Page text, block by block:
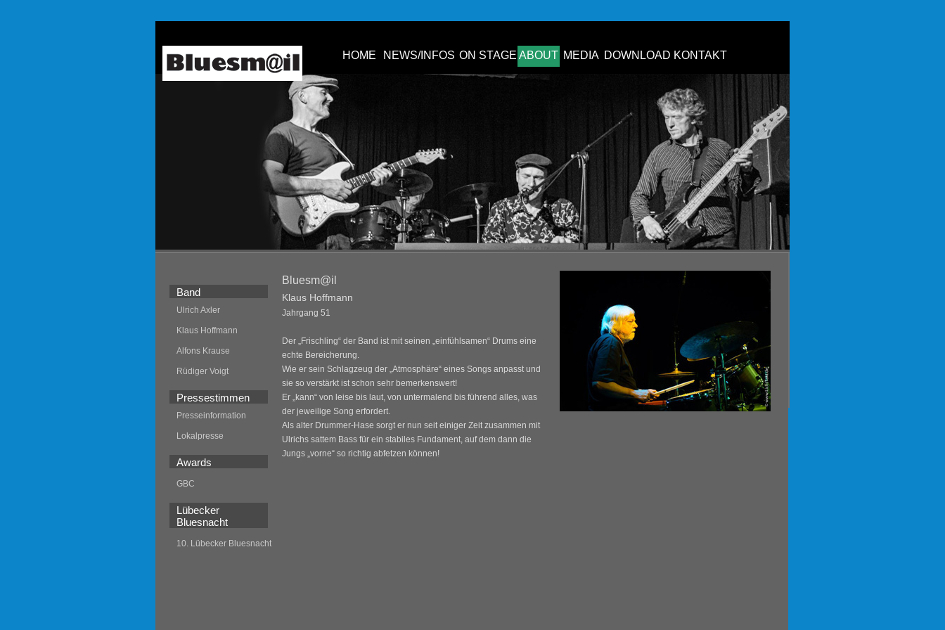
HOME NEWS/INFOS ON STAGE ABOUT MEDIA DOWNLOAD KONTAKT
Band
Ulrich Axler
Klaus Hoffmann
Alfons Krause
Rüdiger Voigt
Pressestimmen
Presseinformation
Lokalpresse
Awards
GBC
Lübecker
Bluesnacht
10. Lübecker Bluesnacht
Bluesm@il
Klaus Hoffmann
Jahrgang 51
Der „Frischling“ der Band ist mit seinen „einfühlsamen“ Drums eine
echte Bereicherung.
Wie er sein Schlagzeug der „Atmosphäre“ eines Songs anpasst und
sie so verstärkt ist schon sehr bemerkenswert!
Er „kann“ von leise bis laut, von untermalend bis führend alles, was
der jeweilige Song erfordert.
Als alter Drummer-Hase sorgt er nun seit einiger Zeit zusammen mit
Ulrichs sattem Bass für ein stabiles Fundament, auf dem dann die
Jungs „vorne“ so richtig abfetzen können!